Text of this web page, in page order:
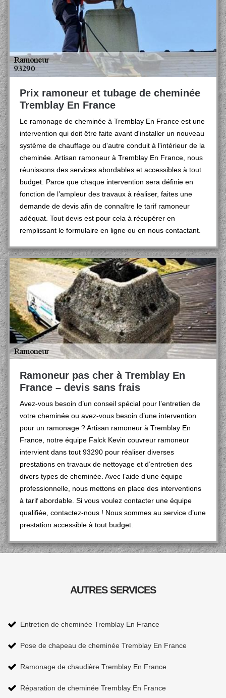
Prix ramoneur et tubage de cheminée
Tremblay En France
Le ramonage de cheminée à Tremblay En France est une
intervention qui doit être faite avant d'installer un nouveau
système de chauffage ou d'autre conduit à l'intérieur de la
cheminée. Artisan ramoneur à Tremblay En France, nous
réunissons des services abordables et accessibles à tout
budget. Parce que chaque intervention sera définie en
fonction de l’ampleur des travaux à réaliser, faites une
demande de devis afin de connaître le tarif ramoneur
adéquat. Tout devis est pour cela à récupérer en
remplissant le formulaire en ligne ou en nous contactant.
Ramoneur pas cher à Tremblay En
France – devis sans frais
Avez-vous besoin d’un conseil spécial pour l’entretien de
votre cheminée ou avez-vous besoin d’une intervention
pour un ramonage ? Artisan ramoneur à Tremblay En
France, notre équipe Falck Kevin couvreur ramoneur
intervient dans tout 93290 pour réaliser diverses
prestations en travaux de nettoyage et d’entretien des
divers types de cheminée. Avec l’aide d’une équipe
professionnelle, nous mettons en place des interventions
à tarif abordable. Si vous voulez contacter une équipe
qualifiée, contactez-nous ! Nous sommes au service d’une
prestation accessible à tout budget.
AUTRES SERVICES
Entretien de cheminée Tremblay En France
Pose de chapeau de cheminée Tremblay En France
Ramonage de chaudière Tremblay En France
Réparation de cheminée Tremblay En France